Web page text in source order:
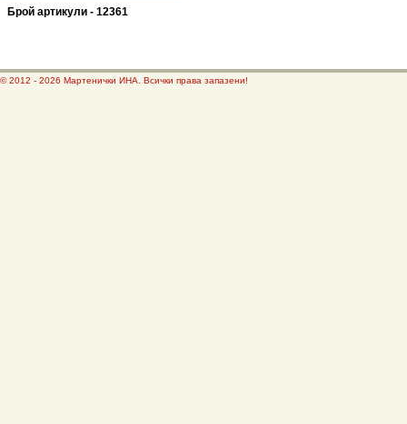
Брой артикули - 12361
© 2012 - 2026 Мартенички ИНА. Всички права запазени!